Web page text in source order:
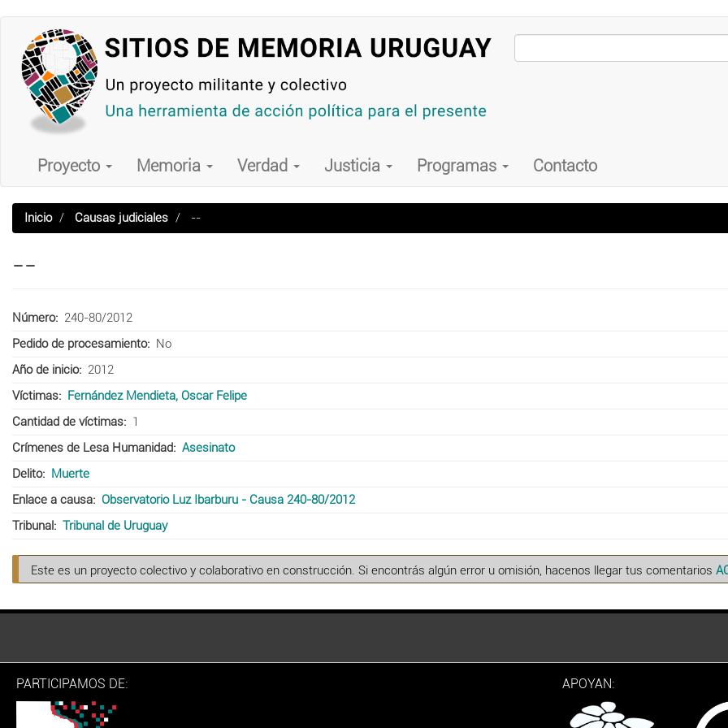
contenido
principal
Main
navigation
Proyecto Memoria Verdad Justicia Programas Contacto
Inicio Causas judiciales --
--
Número
240-80/2012
Pedido de procesamiento
No
Año de inicio
2012
Víctimas
Fernández Mendieta, Oscar Felipe
Cantidad de víctimas
1
Crímenes de Lesa Humanidad
Asesinato
Delito
Muerte
Enlace a causa
Observatorio Luz Ibarburu - Causa 240-80/2012
Tribunal
Tribunal de Uruguay
Este es un proyecto colectivo y colaborativo en construcción. Si encontrás algún error u omisión, hacenos llegar tus comentarios
PARTICIPAMOS DE: APOYAN: